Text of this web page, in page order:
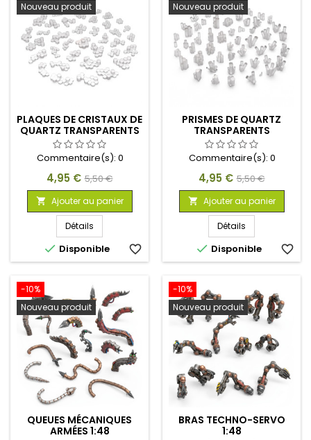
Nouveau produit
PLAQUES DE CRISTAUX DE
QUARTZ TRANSPARENTS
Commentaire(s): 0
Prix
4,95 € Prix
de
base
5,50 €
 Ajouter au panier
Détails
 Disponible favorite_border
Nouveau produit
PRISMES DE QUARTZ
TRANSPARENTS
Commentaire(s): 0
Prix
4,95 € Prix
de
base
5,50 €
 Ajouter au panier
Détails
 Disponible favorite_border
-10%
Nouveau produit
QUEUES MÉCANIQUES
ARMÉES 1:48
-10%
Nouveau produit
BRAS TECHNO-SERVO
1:48